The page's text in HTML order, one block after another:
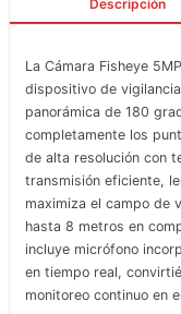
Descripción
La Cámara Fisheye
dispositivo de
panorámica de 180
completamente los
de alta resolución con
transmisión eficiente,
maximiza el campo de
hasta 8 metros en
incluye micrófono
en tiempo real,
monitoreo continuo en